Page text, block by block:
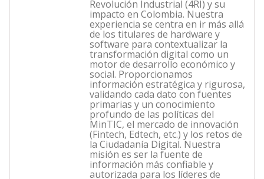
Revolución Industrial (4RI) y su
impacto en Colombia. Nuestra
experiencia se centra en ir más allá
de los titulares de hardware y
software para contextualizar la
transformación digital como un
motor de desarrollo económico y
social. Proporcionamos
información estratégica y rigurosa,
validando cada dato con fuentes
primarias y un conocimiento
profundo de las políticas del
MinTIC, el mercado de innovación
(Fintech, Edtech, etc.) y los retos de
la Ciudadanía Digital. Nuestra
misión es ser la fuente de
información más confiable y
autorizada para los líderes de